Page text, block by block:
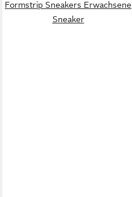
Formstrip Sneakers Erwachsene
Sneaker